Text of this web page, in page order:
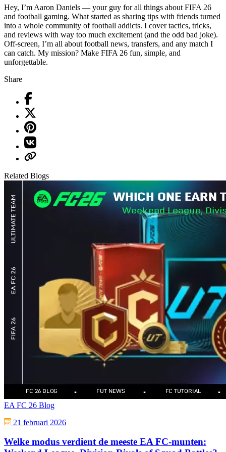
Hey, I’m Aaron Daniels — your guy for all things about FIFA 26
and football gaming. What started as sharing tips with friends turned
into a whole community of football addicts. I cover tactics, tricks,
and reviews with way too much excitement (and the odd bad joke).
Off-screen, I’m all about football news, transfers, and any match I
can catch. My mission? Make FIFA 26 fun, simple, and
unforgettable.
Share
Related Blogs
EA FC 26 Blog
21 februari 2026
Welke modus verdient de meeste EA FC-munten: